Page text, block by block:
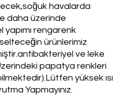
havalarda
daha üzerinde
rengarenk
ürünlerimiz
ve leke
papatya renkleri
yüksek ısı
Yapmayınız.